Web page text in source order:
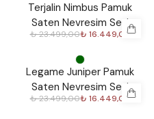
Terjalin Nimbus Pamuk
Saten Nevresim Seti
₺ 23.499,00₺ 16.449,00
Legame Juniper Pamuk
Saten Nevresim Seti
₺ 23.499,00₺ 16.449,00